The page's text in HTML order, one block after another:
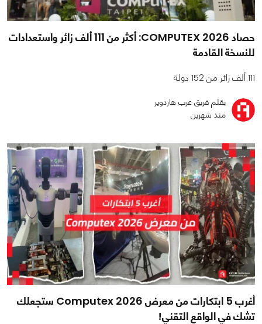
حصاد COMPUTEX 2026: أكثر من 111 ألف زائر واستعدادات
للنسخة القادمة
111 ألف زائر من 152 دولة
بقلم فريق عرب هاردوير
منذ شهرين
أغرب 5 ابتكارات من معرض Computex 2026 ستجعلك
تشك في الواقع التقني!